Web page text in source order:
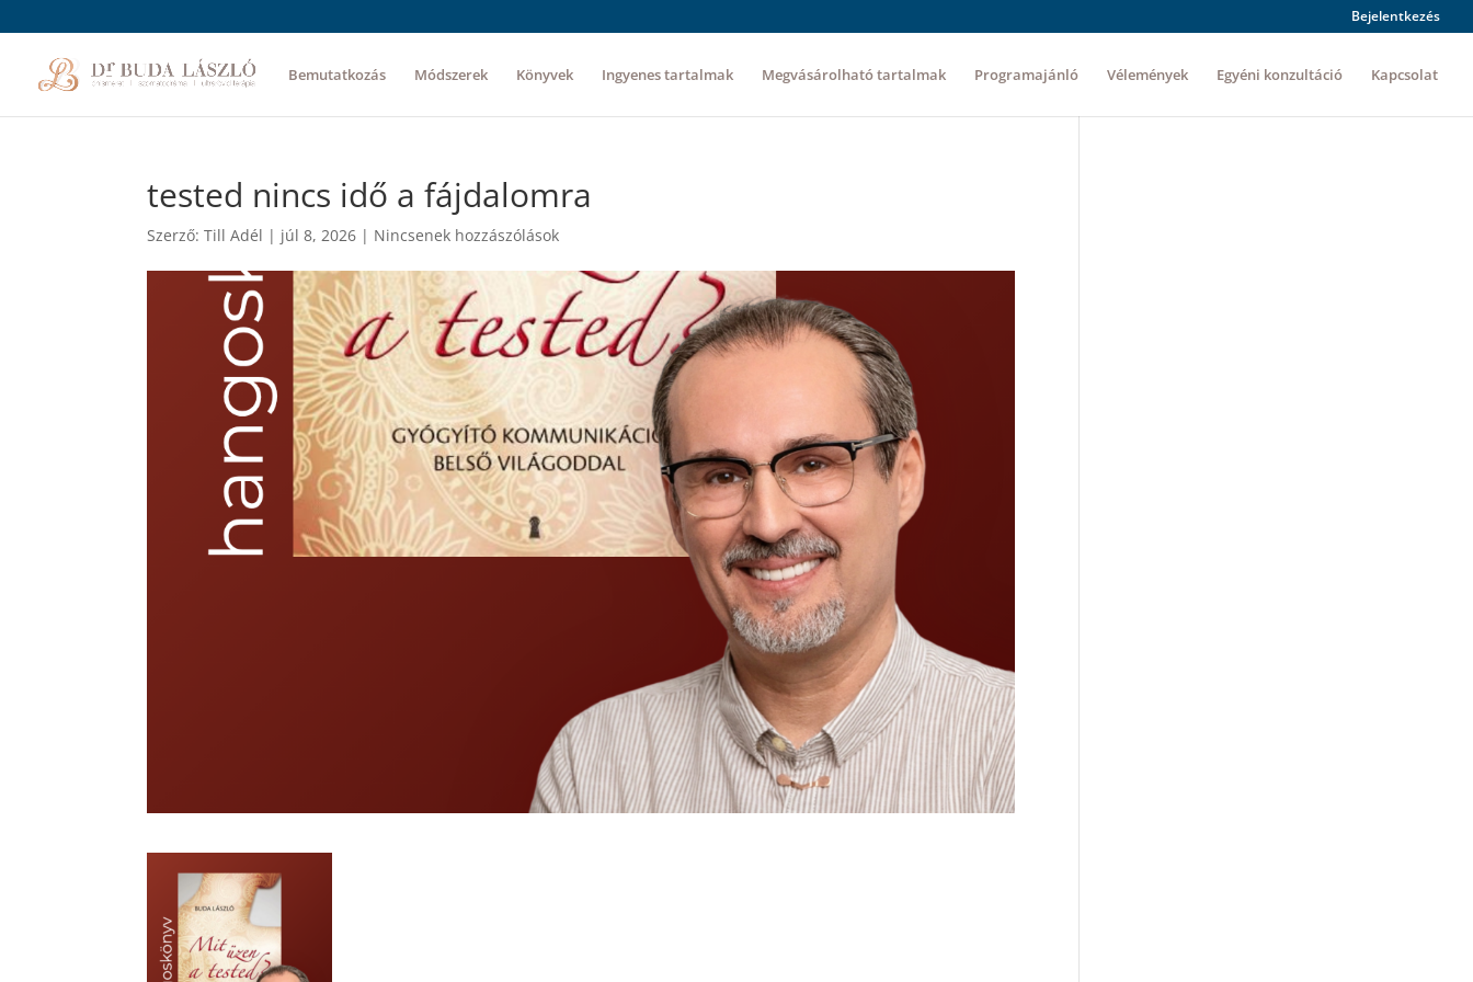
Bejelentkezés
Bemutatkozás Módszerek Könyvek Ingyenes tartalmak Megvásárolható tartalmak Programajánló Vélemények Egyéni konzultáció Kapcsolat
tested nincs idő a fájdalomra
Szerző:Till Adél | júl 8, 2026 | Nincsenek hozzászólások